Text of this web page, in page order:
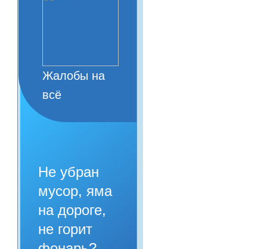
Жалобы на
всё
Не убран
мусор, яма
на дороге,
не горит